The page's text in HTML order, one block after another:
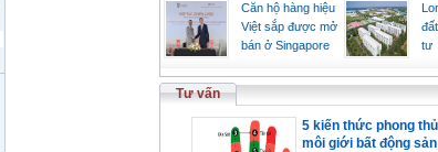
Căn hộ hàng hiệu
Việt sắp được mở
bán ở Singapore
tư
Tư vấn
5 kiến thức phong
môi giới bất động